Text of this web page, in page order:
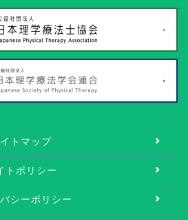
トマップ
トポリシー
シーポリシー